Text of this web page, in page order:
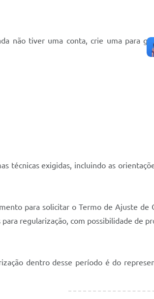
não tiver uma conta, crie uma para
técnicas exigidas, incluindo as
para solicitar o Termo de Ajuste de
regularização, com possibilidade de
dentro desse período é do